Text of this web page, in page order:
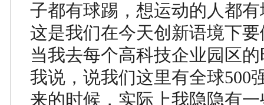
子都有球踢，想运动的人都
这是我们在今天创新语境下
当我去每个高科技企业园区
我说，说我们这里有全球500
来的时候，实际上我隐隐有